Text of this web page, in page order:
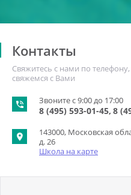
Контакты
Свяжитесь с нами по
свяжемся с Вами
Звоните с 9:00 до 17:00
8 (495) 593-01-45 8
143000, Московская
д. 26
Школа на карте